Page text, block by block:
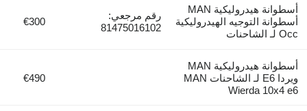
أسطوانة هيدروليكية MAN
أسطوانة التوجيه الهيدروليكية
Occ لـ الشاحنات
رقم مرجعي:
81475016102
€300
أسطوانة هيدروليكية MAN
ويردا E6 لـ الشاحنات MAN
Wierda 10x4 e6
€490